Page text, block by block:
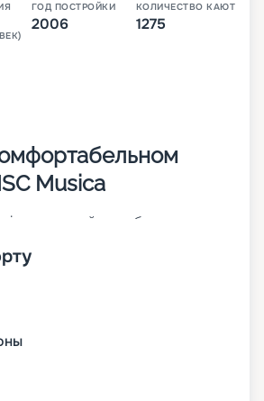
ГОД ПОСТРОЙКИ
2006
КОЛИЧЕСТВО КАЮТ
1275
Musica
– первый корабль своего
долговечности,
судна. На 16-палубном (из
корабле может
2 550 человек. Его изюминка –
с прозрачным
водопадом. Другие